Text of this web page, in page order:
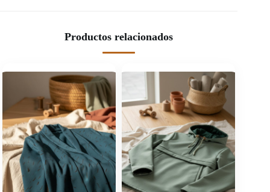
Productos relacionados